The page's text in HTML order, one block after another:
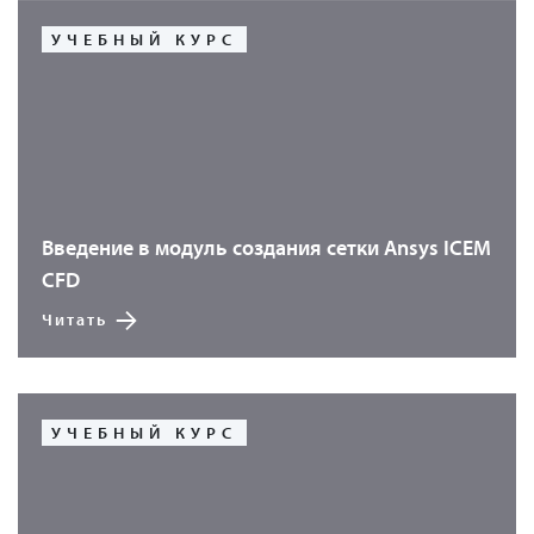
УЧЕБНЫЙ КУРС
Введение в модуль создания сетки Ansys ICEM
CFD
Читать
УЧЕБНЫЙ КУРС